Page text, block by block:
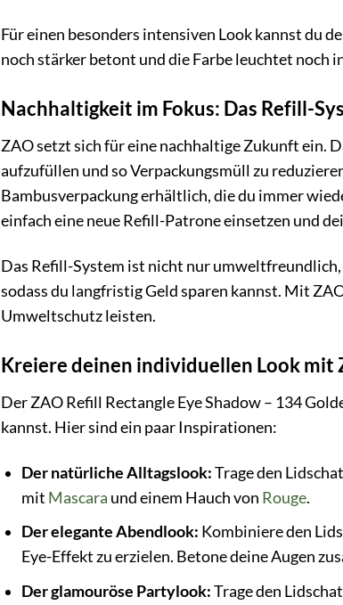
Für einen besonders intensiven Look kannst du
noch stärker betont und die Farbe leuchtet noch
Nachhaltigkeit im Fokus: Das Refill-
ZAO setzt sich für eine nachhaltige Zukunft ein.
aufzufüllen und so Verpackungsmüll zu
Bambusverpackung erhältlich, die du immer
einfach eine neue Refill-Patrone einsetzen und
Das Refill-System ist nicht nur
sodass du langfristig Geld sparen kannst. Mit
Umweltschutz leisten.
Kreiere deinen individuellen Look mit
Der ZAO Refill Rectangle Eye Shadow – 134
kannst. Hier sind ein paar Inspirationen:
Der natürliche Alltagslook:Trage den
mit Mascara und einem Hauch von Rouge.
Der elegante Abendlook: Kombiniere den
Eye-Effekt zu erzielen. Betone deine Augen
Der glamouröse Partylook:Trage den